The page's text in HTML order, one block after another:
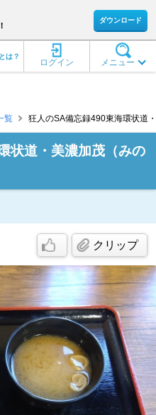
ダウンロード
メニュー
ログイン
は？
覧 狂人のSA備忘録490東海環状道
状道・美濃加茂（みの
クリップ